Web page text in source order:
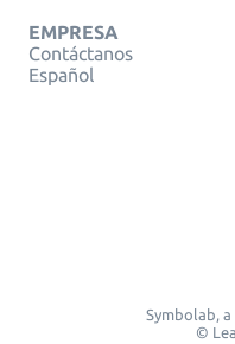
EMPRESA
Contáctanos
Español
Symbolab, a
©